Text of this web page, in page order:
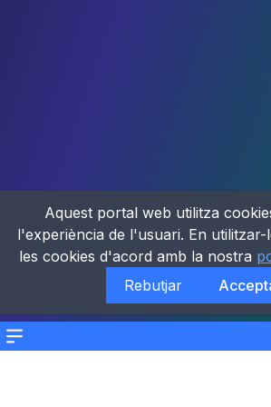
Menu
Aquest portal web utilitza
l'experiència de l'usuari. En
les cookies d'acord amb la nostra
Rebutjar